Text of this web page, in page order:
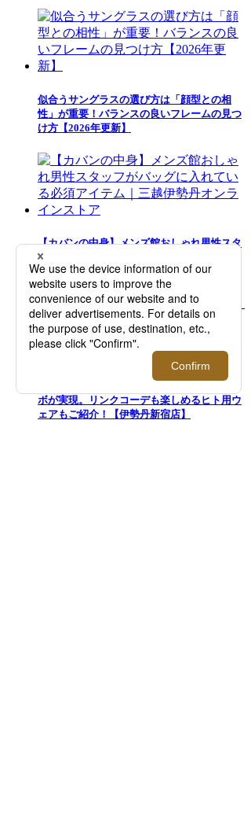
似合うサングラスの選び方は「顔型との相
性」が重要！バランスの良いフレームの見つ
け方【2026年更新】
【カバンの中身】メンズ館おしゃれ男性スタ
ッフがバッグに入れている必須アイテム｜三
越伊勢丹オンラインストア
ボが実現。リンクコーデも楽しめるヒト用ウ
ェアもご紹介！【伊勢丹新宿店】